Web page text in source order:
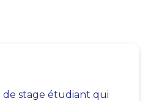
stage étudiant qui